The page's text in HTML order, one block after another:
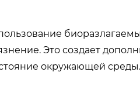
Это создает
окружающей среды.